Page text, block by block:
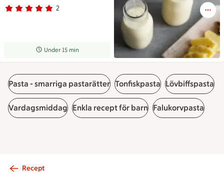
Betyg 5 av 5.
2
2 personer har röstat
Receptet tar Under 15 min att tillaga
Under 15 min
Pasta - smarriga pastarätter Tonfiskpasta Lövbiffspasta
Vardagsmiddag Enkla recept för barn Falukorvpasta
Recept